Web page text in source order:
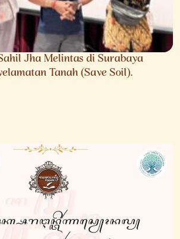
Jha Melintas di Surabaya
Tanah (Save Soil).